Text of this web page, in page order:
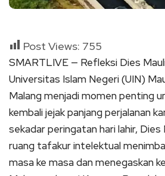
Post Views: 755
SMARTLIVE — Refleksi Dies
Universitas Islam Negeri (UIN)
Malang menjadi momen penting
kembali jejak panjang perjalanan
sekadar peringatan hari lahir, Dies
ruang tafakur intelektual
masa ke masa dan menegaskan